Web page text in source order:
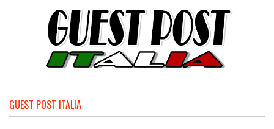
GUEST POST ITALIA